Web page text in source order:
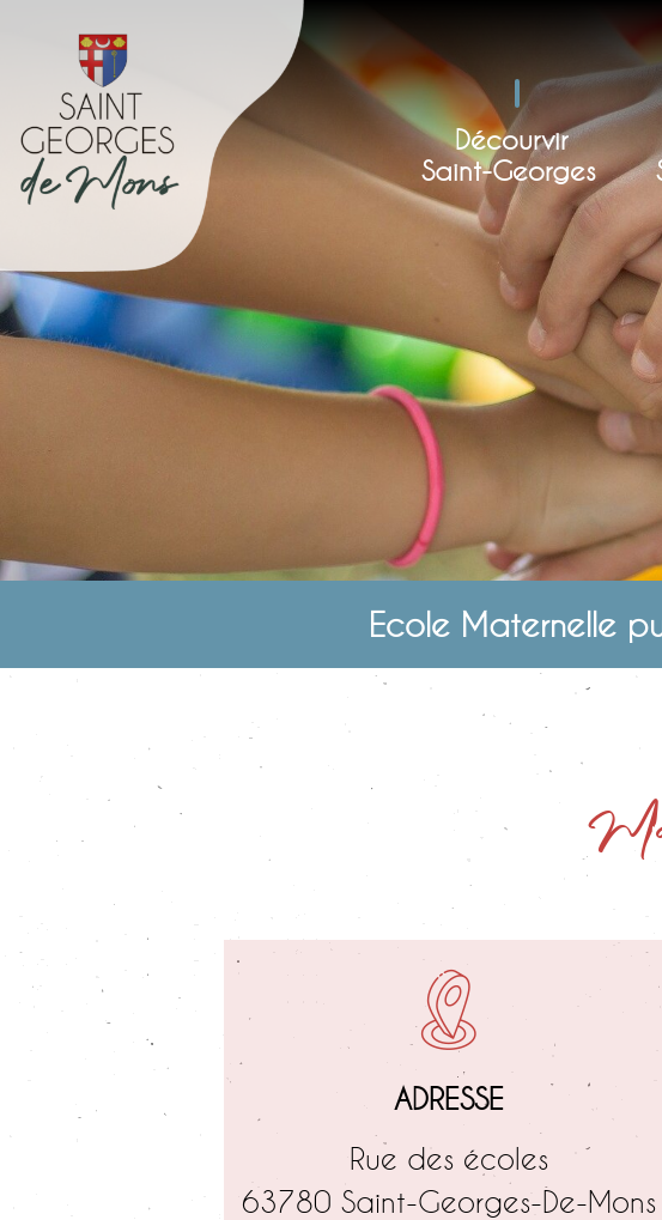
Décourvir
Saint-Georges
Ecole Maternelle
ADRESSE
Rue des écoles
63780 Saint-Georges-De-Mons